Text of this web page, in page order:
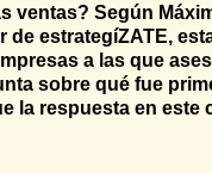
ventas? Según
de estrategíZATE,
a las que
sobre qué fue
la respuesta en este